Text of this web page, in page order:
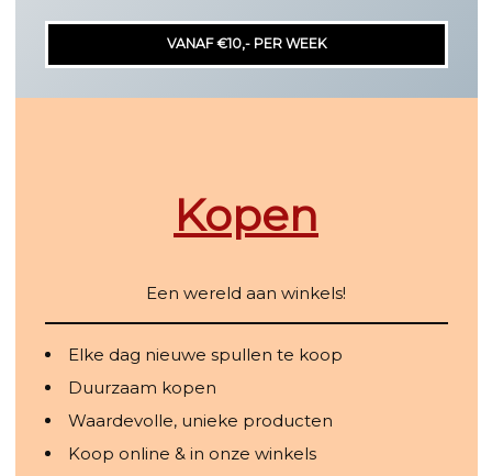
VANAF €10,- PER WEEK
Kopen
Een wereld aan winkels!
Elke dag nieuwe spullen te koop
Duurzaam kopen
Waardevolle, unieke producten
Koop online & in onze winkels